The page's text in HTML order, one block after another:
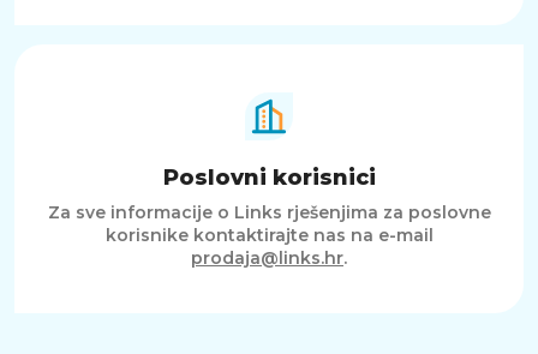
Poslovni korisnici
Za sve informacije o Links rješenjima za poslovne
korisnike kontaktirajte nas na e-mail
prodaja@links.hr.